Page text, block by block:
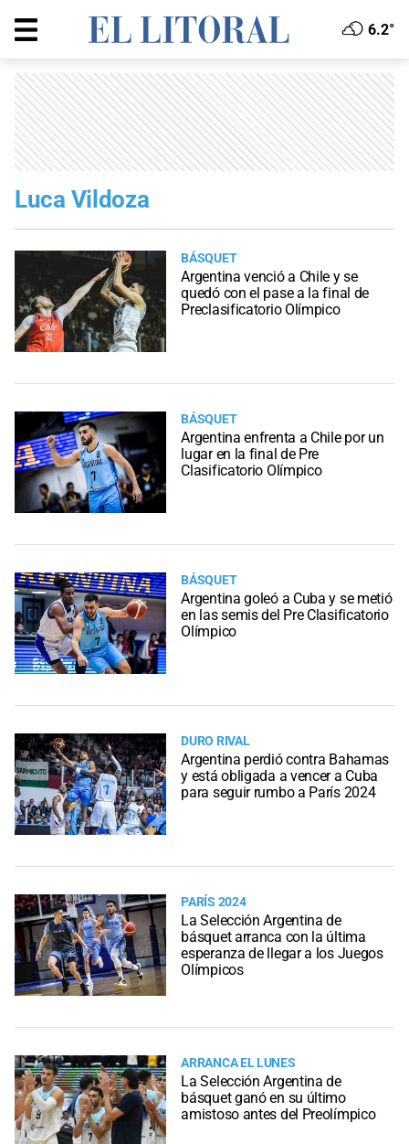
6.2°
Luca Vildoza
BÁSQUET
Argentina venció a Chile y se
quedó con el pase a la final de
Preclasificatorio Olímpico
BÁSQUET
Argentina enfrenta a Chile por un
lugar en la final de Pre
Clasificatorio Olímpico
BÁSQUET
Argentina goleó a Cuba y se metió
en las semis del Pre Clasificatorio
Olímpico
DURO RIVAL
Argentina perdió contra Bahamas
y está obligada a vencer a Cuba
para seguir rumbo a París 2024
PARÍS 2024
La Selección Argentina de
básquet arranca con la última
esperanza de llegar a los Juegos
Olímpicos
ARRANCA EL LUNES
La Selección Argentina de
básquet ganó en su último
amistoso antes del Preolímpico